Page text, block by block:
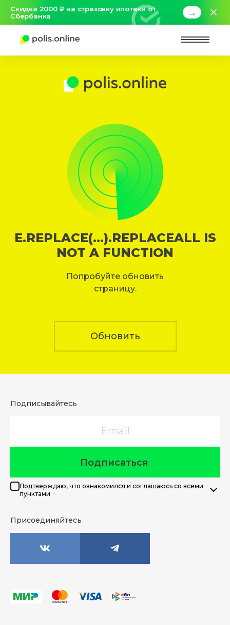
Скидка 2000 ₽ на страховку ипотеки от
Сбербанка
→
E.REPLACE(...).REPLACEALL IS
NOT A FUNCTION
Попробуйте обновить
страницу.
Обновить
Подписывайтесь
Подписаться
Подтверждаю, что ознакомился и соглашаюсь со всеми
пунктами
Присоединяйтесь